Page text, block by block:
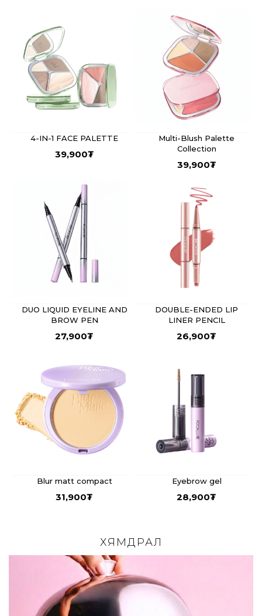
4-IN-1 FACE PALETTE
39,900₮
Multi-Blush Palette
Collection
39,900₮
DUO LIQUID EYELINE AND
BROW PEN
27,900₮
DOUBLE-ENDED LIP
LINER PENCIL
26,900₮
Blur matt compact
31,900₮
Eyebrow gel
28,900₮
ХЯМДРАЛ